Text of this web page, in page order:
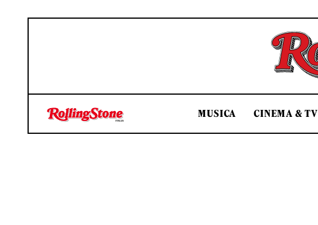
MUSICA CINEMA & TV